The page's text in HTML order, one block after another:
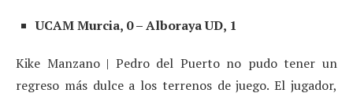
UCAM Murcia, 0 – Alboraya UD, 1
Kike Manzano | Pedro del Puerto no pudo tener un
regreso más dulce a los terrenos de juego. El jugador,